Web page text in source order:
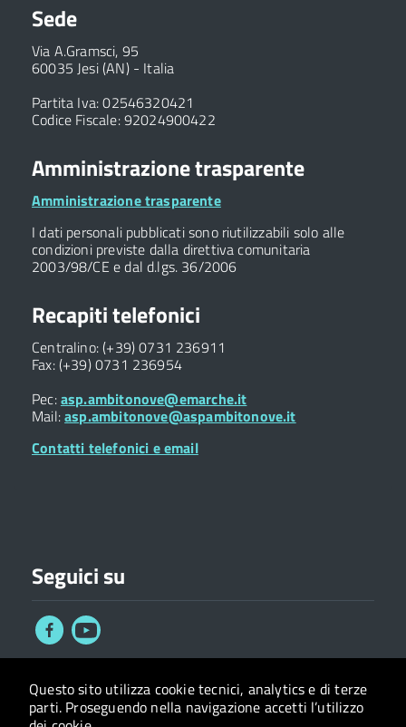
Sede
Via A.Gramsci, 95
60035 Jesi (AN) - Italia
Partita Iva: 02546320421
Codice Fiscale: 92024900422
Amministrazione trasparente
Amministrazione trasparente
I dati personali pubblicati sono riutilizzabili solo alle
condizioni previste dalla direttiva comunitaria
2003/98/CE e dal d.lgs. 36/2006
Recapiti telefonici
Centralino: (+39) 0731 236911
Fax: (+39) 0731 236954
Pec:asp.ambitonove@emarche.it
Mail:asp.ambitonove@aspambitonove.it
Contatti telefonici e email
Seguici su
Privacy
policy
Accessibilità Statistiche Iscriviti alla
Questo sito utilizza cookie tecnici, analytics e di terze
parti. Proseguendo nella navigazione accetti l’utilizzo